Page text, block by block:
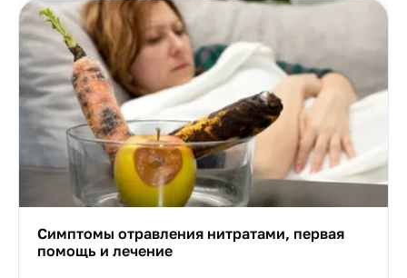
Симптомы отравления нитратами, первая
помощь и лечение